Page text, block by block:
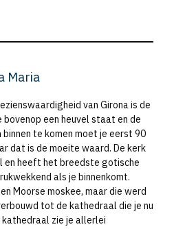
Maria
van Girona is de
een heuvel staat en de
te komen moet je eerst 90
dat is de moeite waard. De kerk
en heeft het breedste gotische
als je binnenkomt.
Moorse moskee, maar die werd
tot de kathedraal die je nu
kathedraal zie je allerlei